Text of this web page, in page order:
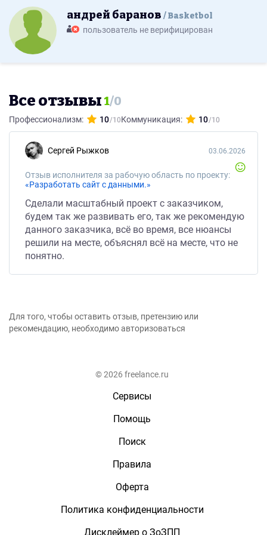
андрей баранов Basketbol
пользователь не верифицирован
Все отзывы1/0
Профессионализм: 10 Коммуникация: 10
Сергей Рыжков
Отзыв исполнителя за рабочую область по проекту:
«Разработать сайт с данными.»
03.06.2026
Сделали масштабный проект с заказчиком,
будем так же развивать его, так же рекомендую
данного заказчика, всё во время, все нюансы
решили на месте, объяснял всё на месте, что не
понятно.
Для того, чтобы оставить отзыв, претензию или
рекомендацию, необходимо авторизоваться
© 2026 freelance.ru
Сервисы
Помощь
Поиск
Правила
Оферта
Политика конфиденциальности
Дисклеймер о ЗоЗПП